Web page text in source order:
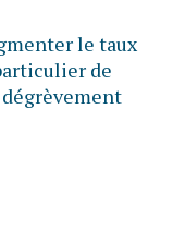
le taux
de